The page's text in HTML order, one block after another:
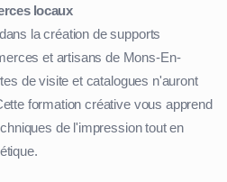
locaux
la création de supports
et artisans de Mons-En-
de visite et catalogues n'auront
formation créative vous apprend
de l'impression tout en